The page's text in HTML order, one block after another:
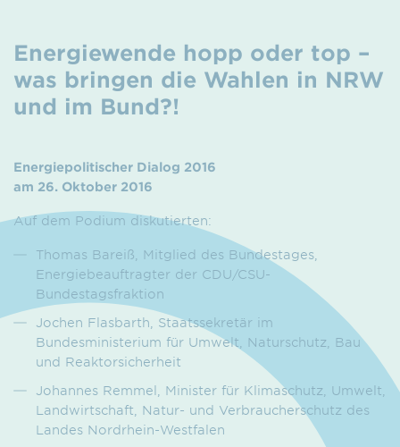
Energiewende hopp oder top –
was bringen die Wahlen in NRW
und im Bund?!
Energiepolitischer Dialog 2016
am 26. Oktober 2016
Auf dem Podium diskutierten:
Thomas Bareiß, Mitglied des Bundestages,
Energiebeauftragter der CDU/CSU-
Bundestagsfraktion
Jochen Flasbarth, Staatssekretär im
Bundesministerium für Umwelt, Naturschutz, Bau
und Reaktorsicherheit
Johannes Remmel, Minister für Klimaschutz, Umwelt,
Landwirtschaft, Natur- und Verbraucherschutz des
Landes Nordrhein-Westfalen